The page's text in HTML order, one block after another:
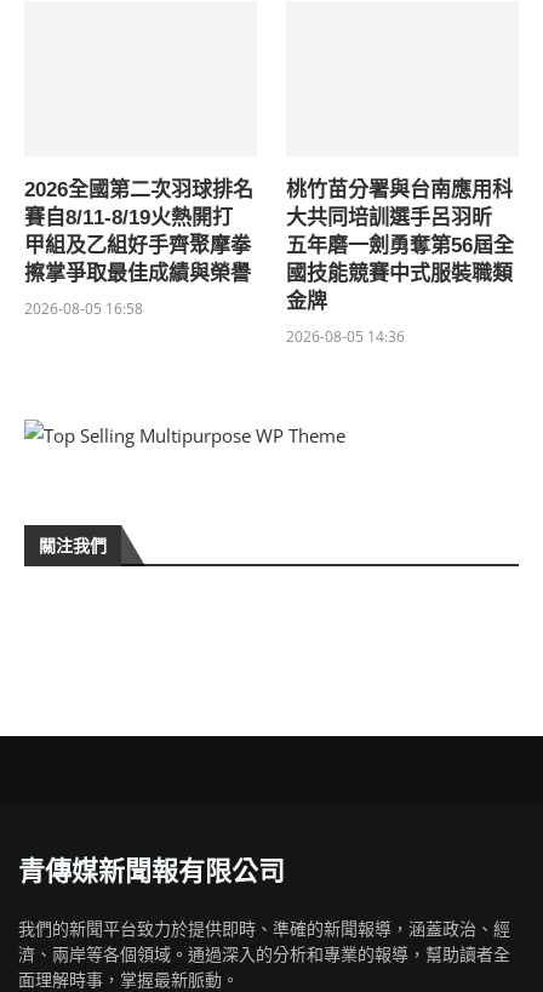
2026全國第二次羽球排名
賽自8/11-8/19火熱開打
甲組及乙組好手齊聚摩拳
擦掌爭取最佳成績與榮譽
2026-08-05 16:58
桃竹苗分署與台南應用科
大共同培訓選手呂羽昕
五年磨一劍勇奪第56屆全
國技能競賽中式服裝職類
金牌
2026-08-05 14:36
關注我們
青傳媒新聞報有限公司
我們的新聞平台致力於提供即時、準確的新聞報導，涵蓋政治、經
濟、兩岸等各個領域。通過深入的分析和專業的報導，幫助讀者全
面理解時事，掌握最新脈動。